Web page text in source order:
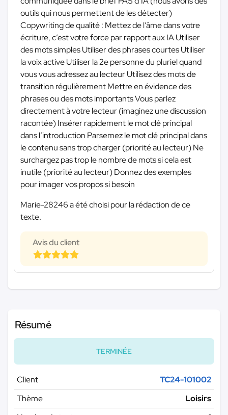
outils qui nous permettent de les détecter)
Copywriting de qualité : Mettez de l’âme dans votre
écriture, c’est votre force par rapport aux IA Utiliser
des mots simples Utiliser des phrases courtes Utiliser
la voix active Utiliser la 2e personne du pluriel quand
vous vous adressez au lecteur Utilisez des mots de
transition régulièrement Mettre en évidence des
phrases ou des mots importants Vous parlez
directement à votre lecteur (imaginez une discussion
racontée) Insérer rapidement le mot clé principal
dans l’introduction Parsemez le mot clé principal dans
le contenu sans trop charger (priorité au lecteur) Ne
surchargez pas trop le nombre de mots si cela est
inutile (priorité au lecteur) Donnez des exemples
pour imager vos propos si besoin
Marie-28246 a été choisi pour la rédaction de ce
texte.
Avis du client
Résumé
TERMINÉE
Client
TC24-101002
Thème
Loisirs